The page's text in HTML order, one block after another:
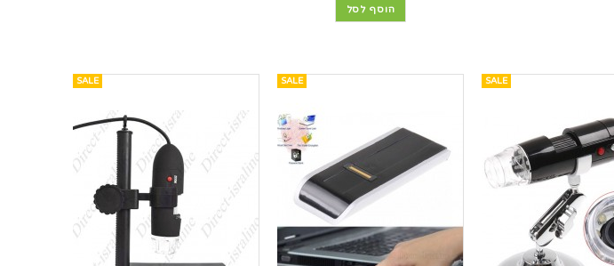
הוסף לסל
SALE
SALE
SALE